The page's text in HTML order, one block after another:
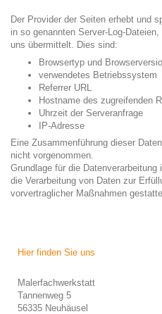
Der Provider der Seiten erhebt und
in so genannten Server-Log-
uns übermittelt. Dies sind:
Browsertyp und
verwendetes Betriebssystem
Referrer URL
Hostname des zugreifenden
Uhrzeit der Serveranfrage
IP-Adresse
Eine Zusammenführung dieser
nicht vorgenommen.
Grundlage für die
die Verarbeitung von Daten zur
vorvertraglicher Maßnahmen
Hier finden Sie uns
Malerfachwerkstatt
Tannenweg 5
56335 Neuhäusel